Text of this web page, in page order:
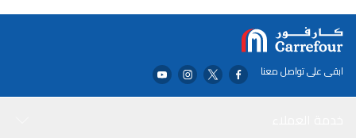
ابقى على تواصل معنا